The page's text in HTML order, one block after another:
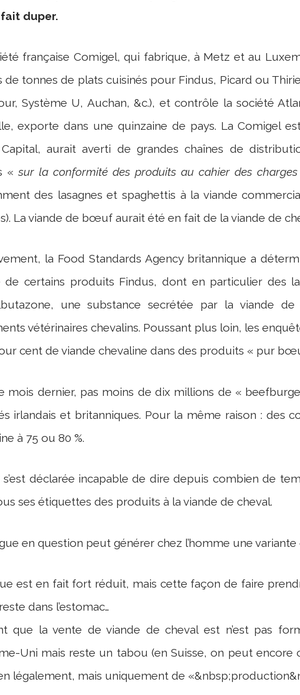
duper.
française Comigel, qui fabrique, à Metz et au
de tonnes de plats cuisinés pour Findus, Picard ou
Système U, Auchan, &c.), et contrôle la société
exporte dans une quinzaine de pays. La Comigel
aurait averti de grandes chaînes de
«sur la conformité des produits au cahier des charges
des lasagnes et spaghettis à la viande
La viande de bœuf aurait été en fait de la viande de
la Food Standards Agency britannique a
de certains produits Findus, dont en particulier des
une substance secrétée par la viande
vétérinaires chevalins. Poussant plus loin, les
cent de viande chevaline dans des produits « pur
mois dernier, pas moins de dix millions de «
irlandais et britanniques. Pour la même raison : des
à 75 ou 80 %.
s’est déclarée incapable de dire depuis combien de
ses étiquettes des produits à la viande de cheval.
en question peut générer chez l’homme une
est en fait fort réduit, mais cette façon de faire
dans l’estomac…
que la vente de viande de cheval est n’est pas
Uni mais reste un tabou (en Suisse, on peut
légalement, mais uniquement de